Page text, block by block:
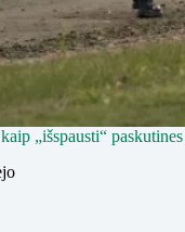
„išspausti“ paskutines